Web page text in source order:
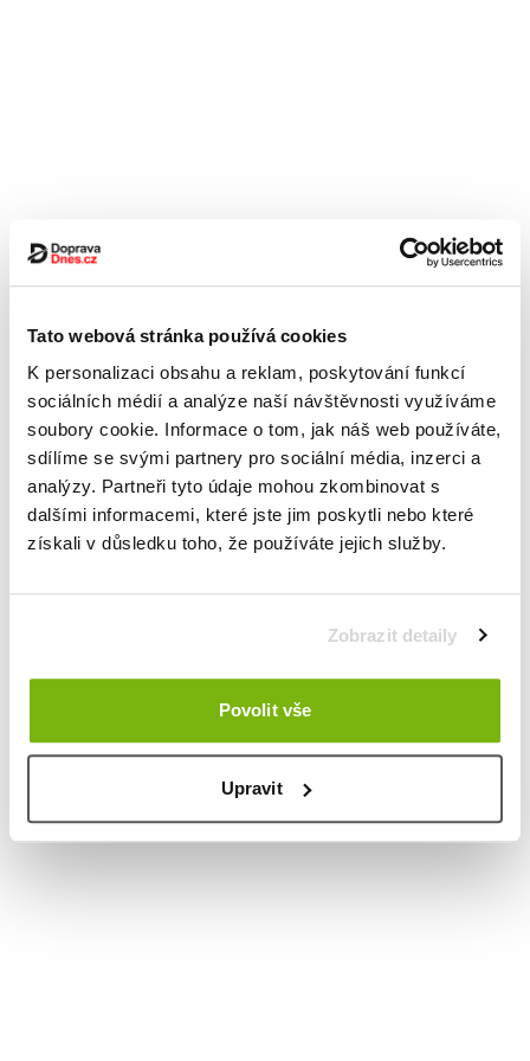
Tato webová stránka používá cookies
K personalizaci obsahu a reklam, poskytování funkcí
sociálních médií a analýze naší návštěvnosti využíváme
soubory cookie. Informace o tom, jak náš web používáte,
sdílíme se svými partnery pro sociální média, inzerci a
analýzy. Partneři tyto údaje mohou zkombinovat s
dalšími informacemi, které jste jim poskytli nebo které
získali v důsledku toho, že používáte jejich služby.
Zobrazit detaily
Povolit vše
Upravit